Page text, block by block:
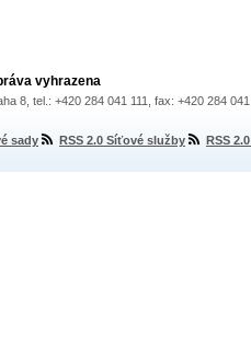
vyhrazena
8, tel.: +420 284 041 111, fax: +420 284
sady RSS 2.0 Síťové služby RSS